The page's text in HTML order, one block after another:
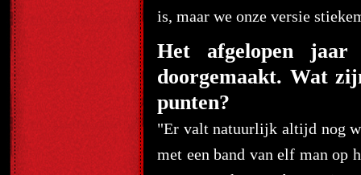
is, maar we onze versie
Het afgelopen
doorgemaakt. Wat
punten?
"Er valt natuurlijk altijd nog
met een band van elf man op